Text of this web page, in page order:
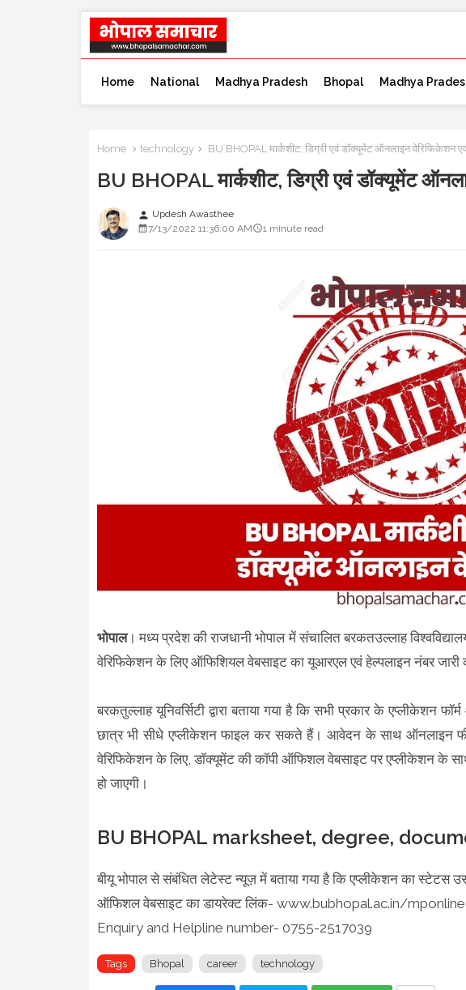
Home National Madhya Pradesh Bhopal Madhya
Home technology BU BHOPAL मार्कशीट, डिग्री एवं डॉक्यूमेंट ऑनलाइन वेरिफिकेशन
BU BHOPAL मार्कशीट, डिग्री एवं डॉक्यूमेंट
person Updesh Awasthee
7/13/2022 11:36:00 AM
1 minute read
भोपाल। मध्य प्रदेश की राजधानी भोपाल में संचालित बरकतउल्लाह
वेरिफिकेशन के लिए ऑफिशियल वेबसाइट का यूआरएल एवं हेल्पलाइन नंबर जारी
बरकतुल्लाह यूनिवर्सिटी द्वारा बताया गया है कि सभी प्रकार के एप्लीकेशन
छात्र भी सीधे एप्लीकेशन फाइल कर सकते हैं। आवेदन के साथ ऑनलाइन
वेरिफिकेशन के लिए, डॉक्यूमेंट की कॉपी ऑफिशल वेबसाइट पर एप्लीकेशन के
हो जाएगी।
BU BHOPAL marksheet, degree,
बीयू भोपाल से संबंधित लेटेस्ट न्यूज़ में बताया गया है कि एप्लीकेशन का स्टेटस
ऑफिशल वेबसाइट का डायरेक्ट लिंक- www.bubhopal.ac.in/mponline
Enquiry and Helpline number- 0755-2517039
Tags Bhopal career technology